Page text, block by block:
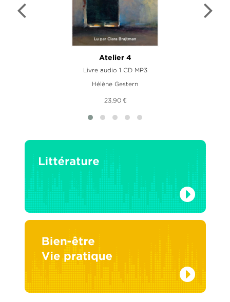
Atelier 4
Livre audio 1 CD MP3
Hélène Gestern
23,90 €